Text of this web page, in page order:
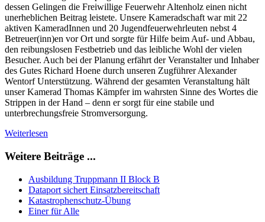
dessen Gelingen die Freiwillige Feuerwehr Altenholz einen nicht
unerheblichen Beitrag leistete. Unsere Kameradschaft war mit 22
aktiven KameradInnen und 20 Jugendfeuerwehrleuten nebst 4
Betreuer(inn)en vor Ort und sorgte für Hilfe beim Auf- und Abbau,
den reibungslosen Festbetrieb und das leibliche Wohl der vielen
Besucher. Auch bei der Planung erfährt der Veranstalter und Inhaber
des Gutes Richard Hoene durch unseren Zugführer Alexander
Wentorf Unterstützung. Während der gesamten Veranstaltung hält
unser Kamerad Thomas Kämpfer im wahrsten Sinne des Wortes die
Strippen in der Hand – denn er sorgt für eine stabile und
unterbrechungsfreie Stromversorgung.
Weiterlesen
Weitere Beiträge ...
Ausbildung Truppmann II Block B
Dataport sichert Einsatzbereitschaft
Katastrophenschutz-Übung
Einer für Alle